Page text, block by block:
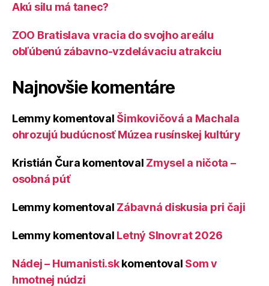
Akú silu má tanec?
ZOO Bratislava vracia do svojho areálu
obľúbenú zábavno-vzdelávaciu atrakciu
Najnovšie komentáre
Lemmy komentoval Šimkovičová a Machala
ohrozujú budúcnosť Múzea rusínskej kultúry
Kristián Čura komentoval Zmysel a ničota –
osobná púť
Lemmy komentoval Zábavná diskusia pri čaji
Lemmy komentoval Letný Slnovrat 2026
Nádej – Humanisti.skkomentoval Som v
hmotnej núdzi